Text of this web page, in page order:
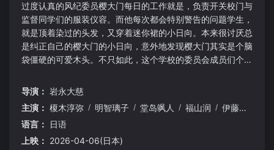
过度认真的风纪委员樱大门每日的工作就是，负责开关校门与
监督同学们的服装仪容。而他每次都会特别警告的问题学生，
就是顶着染过的头发，又穿着迷你裙的小日向。本来很讨厌总
是纠正自己的樱大门的小日向，意外地发现樱大门其实是个脑
袋僵硬的可爱木头。不只如此，这个学校的委员会成员们个个
导演： 岩永大慈
主演： 榎木淳弥 / 明智璃子 / 堂岛飒人 / 福山润 / 伊藤结衣奈
语言：
日语
上映： 2026-04-06(日本)